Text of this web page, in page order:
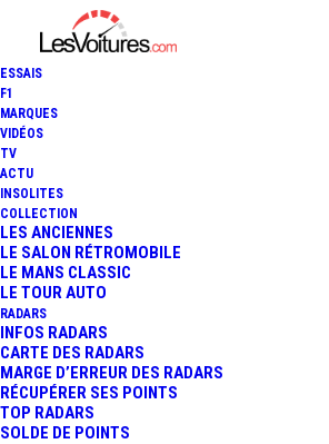
ESSAIS
F1
MARQUES
VIDÉOS
TV
ACTU
INSOLITES
COLLECTION
LES ANCIENNES
LE SALON RÉTROMOBILE
LE MANS CLASSIC
LE TOUR AUTO
RADARS
INFOS RADARS
CARTE DES RADARS
MARGE D’ERREUR DES RADARS
RÉCUPÉRER SES POINTS
TOP RADARS
SOLDE DE POINTS
AU VOLANT DE LA
D'AYRTON
3 Minutes